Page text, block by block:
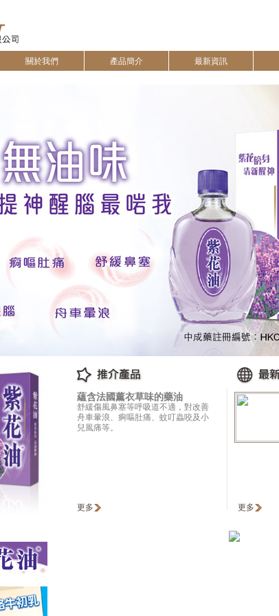
關於我們 產品簡介 最新資訊
蘊含法國薰衣草味的藥油
舒緩傷風鼻塞等呼吸道不適，對改善
舟車暈浪、痾嘔肚痛、蚊叮蟲咬及小
兒風痛等。
更多 更多